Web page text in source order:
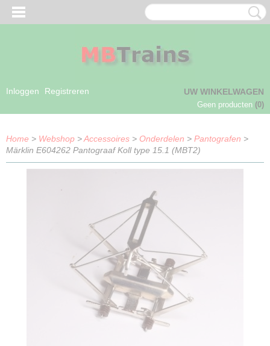
Inloggen Registreren UW WINKELWAGEN
Geen producten (0)
Home > Webshop >Accessoires > Onderdelen > Pantografen >
Märklin E604262 Pantograaf Koll type 15.1 (MBT2)